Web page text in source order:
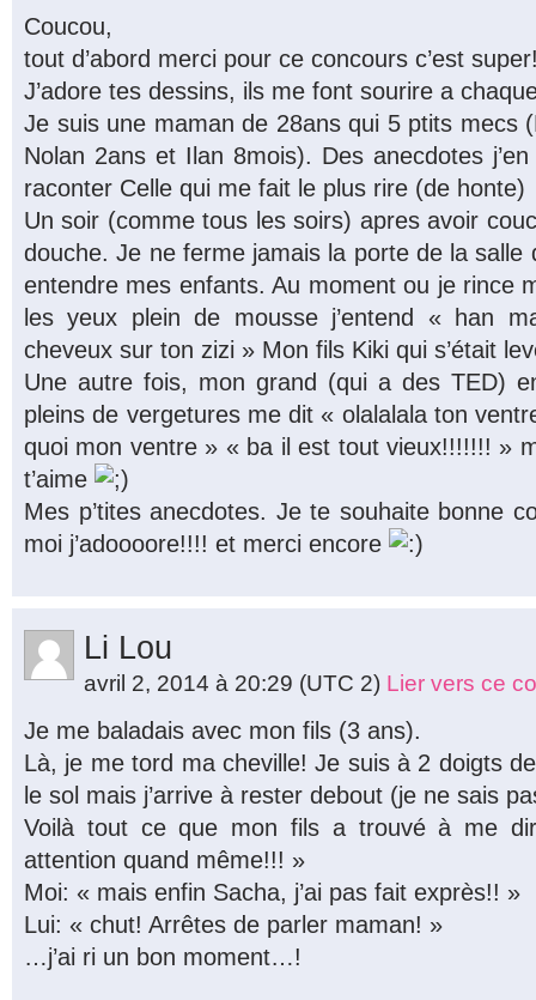
Coucou,
tout d’abord merci pour ce concours c’est
J’adore tes dessins, ils me font sourire a
Je suis une maman de 28ans qui 5 ptits mecs
Nolan 2ans et Ilan 8mois). Des anecdotes
raconter Celle qui me fait le plus rire (de honte)
Un soir (comme tous les soirs) apres avoir
douche. Je ne ferme jamais la porte de la salle
entendre mes enfants. Au moment ou je rince
les yeux plein de mousse j’entend « han
cheveux sur ton zizi » Mon fils Kiki qui s’était
Une autre fois, mon grand (qui a des TED)
pleins de vergetures me dit « olalalala ton
quoi mon ventre » « ba il est tout vieux!!!!!!! »
t’aime
Mes p’tites anecdotes. Je te souhaite bonne
moi j’adoooore!!!! et merci encore
Li Lou
avril 2, 2014 à 20:29 (UTC 2) Lier vers ce
Je me baladais avec mon fils (3 ans).
Là, je me tord ma cheville! Je suis à 2 doigts
le sol mais j’arrive à rester debout (je ne sais
Voilà tout ce que mon fils a trouvé à me
attention quand même!!! »
Moi: « mais enfin Sacha, j’ai pas fait exprès!! »
Lui: « chut! Arrêtes de parler maman! »
…j’ai ri un bon moment…!